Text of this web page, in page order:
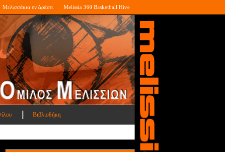
Μελισσάκια εν Δράσει Melissia 360 Basketball Hive
Βιβλιοθήκη